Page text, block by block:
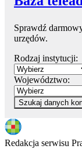
Sprawdź
urzędów.
Rodzaj instytucji:
Województwo:
Szukaj danych
Redakcja serwisu